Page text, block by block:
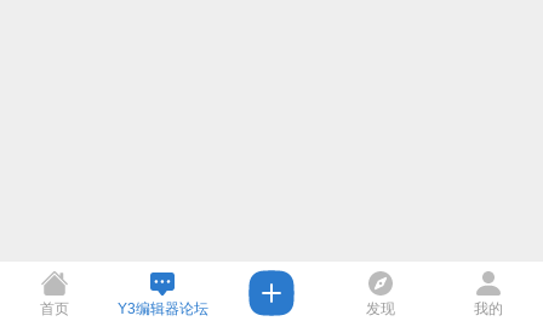
首页 Y3编辑器论坛 发现 我的